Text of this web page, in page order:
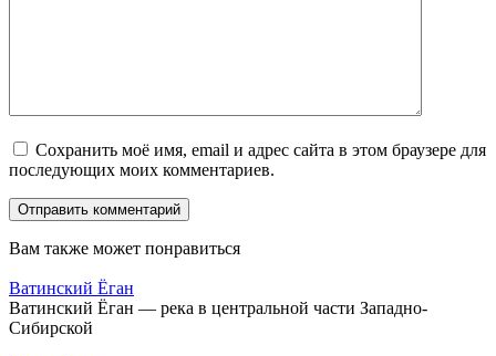
Сохранить моё имя, email и адрес сайта в этом браузере для
последующих моих комментариев.
Вам также может понравиться
Ватинский Ёган
Ватинский Ёган — река в центральной части Западно-
Сибирской